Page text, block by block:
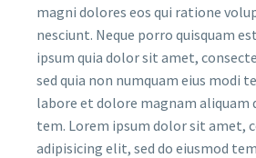
magni dolores eos qui ratione
nesciunt. Neque porro quisquam
ipsum quia dolor sit amet,
sed quia non numquam eius modi
labore et dolore magnam aliquam
tem. Lorem ipsum dolor sit amet,
adipisicing elit, sed do eiusmod